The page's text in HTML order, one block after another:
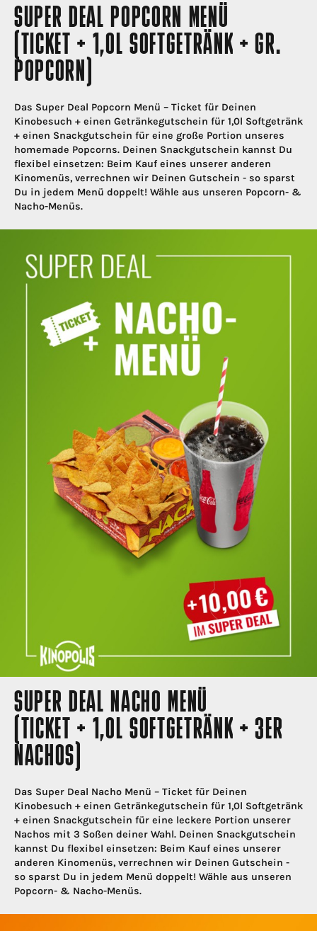
SUPER DEAL POPCORN MENÜ
(TICKET + 1,0L SOFTGETRÄNK + GR.
POPCORN)
Das Super Deal Popcorn Menü – Ticket für Deinen
Kinobesuch + einen Getränkegutschein für 1,0l Softgetränk
+ einen Snackgutschein für eine große Portion unseres
homemade Popcorns. Deinen Snackgutschein kannst Du
flexibel einsetzen: Beim Kauf eines unserer anderen
Kinomenüs, verrechnen wir Deinen Gutschein - so sparst
Du in jedem Menü doppelt! Wähle aus unseren Popcorn- &
Nacho-Menüs.
SUPER DEAL NACHO MENÜ
(TICKET + 1,0L SOFTGETRÄNK + 3ER
NACHOS)
Das Super Deal Nacho Menü – Ticket für Deinen
Kinobesuch + einen Getränkegutschein für 1,0l Softgetränk
+ einen Snackgutschein für eine leckere Portion unserer
Nachos mit 3 Soßen deiner Wahl. Deinen Snackgutschein
kannst Du flexibel einsetzen: Beim Kauf eines unserer
anderen Kinomenüs, verrechnen wir Deinen Gutschein -
so sparst Du in jedem Menü doppelt! Wähle aus unseren
Popcorn- & Nacho-Menüs.